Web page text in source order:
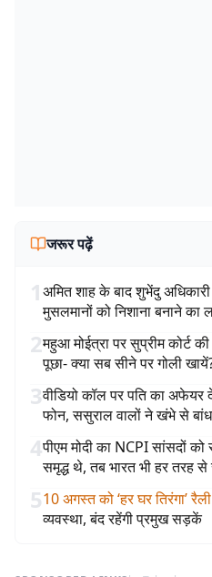
जरूर पढ़ें
1अमित शाह के बाद शुभेंदु
मुसलमानों को निशाना बनाने का
2महुआ मोईत्रा पर सुप्रीम कोर्ट
पूछा- क्या सब सीने पर गोली
3वीडियो कॉल पर पति का अफेयर
फोन, ससुराल वालों ने खंभे से
4पीएम मोदी का NCPI सांसदों
समृद्ध थे, तब भारत भी हर तरह से
510 अगस्त को ‘हर घर तिरंगा’ रैली
व्यवस्था, बंद रहेंगी प्रमुख सड़कें